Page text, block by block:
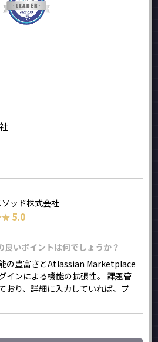
ッド株式会社
5.0
良いポイントは何でしょうか？
の豊富さとAtlassian Marketplace
インによる機能の拡張性。 課題管
おり、詳細に入力していれば、プ